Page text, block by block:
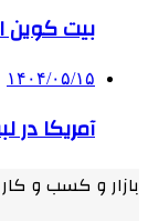
بیت کوین
۱۴۰۴/۰۵/۱۵
آمریکا در
بازار و کسب و کار